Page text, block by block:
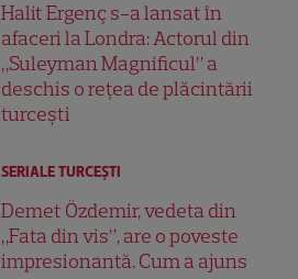
Halit Ergenç s-a lansat în
afaceri la Londra: Actorul din
„Suleyman Magnificul” a
deschis o rețea de plăcintării
turcești
SERIALE TURCEŞTI
Demet Özdemir, vedeta din
„Fata din vis”, are o poveste
impresionantă. Cum a ajuns